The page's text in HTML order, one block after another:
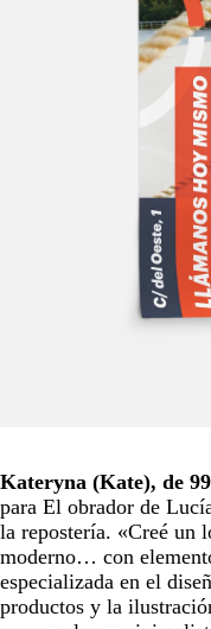
Kateryna (Kate), de
para El obrador de
la repostería. «Creé un
moderno… con
especializada en el
productos y la